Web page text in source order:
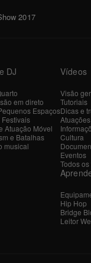
2017
DJ
em direto
Espaços
Atuação Móvel
e Batalhas
musical
Vídeos
Visão
Tutoriais
Dicas e
Cultura
Eventos
Todos
Hip Hop
Bridge
Leitor